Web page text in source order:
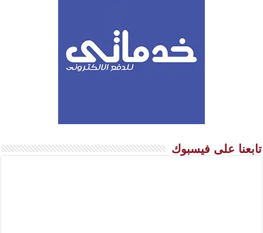
تابعنا على فيسبوك